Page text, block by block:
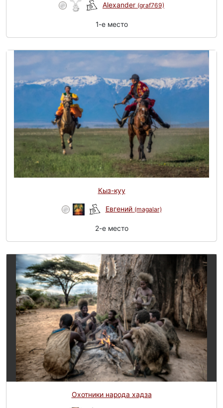
Alexander (graf769)
1-e место
Кыз-куу
Евгений (magalar)
2-e место
Охотники народа хадза